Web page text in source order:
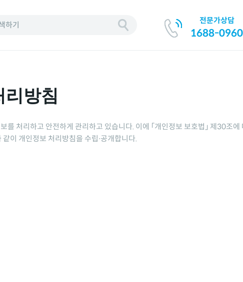
하기 전문가상담
1688-0960
방침
처리하고 안전하게 관리하고 있습니다. 이에 「개인정보 보호법」 제30조에
이 개인정보 처리방침을 수립∙공개합니다.